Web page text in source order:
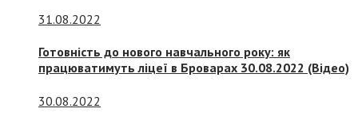
31.08.2022
Готовність до нового навчального року: як
працюватимуть ліцеї в Броварах 30.08.2022 (Відео)
30.08.2022